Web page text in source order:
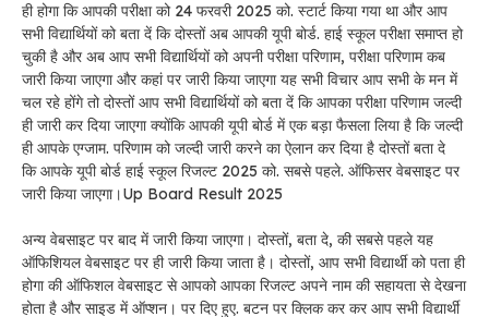
ही होगा कि आपकी परीक्षा को 24 फरवरी 2025 को. स्टार्ट किया गया था और आप
सभी विद्यार्थियों को बता दें कि दोस्तों अब आपकी यूपी बोर्ड. हाई स्कूल परीक्षा समाप्त हो
चुकी है और अब आप सभी विद्यार्थियों को अपनी परीक्षा परिणाम, परीक्षा परिणाम कब
जारी किया जाएगा और कहां पर जारी किया जाएगा यह सभी विचार आप सभी के मन में
चल रहे होंगे तो दोस्तों आप सभी विद्यार्थियों को बता दें कि आपका परीक्षा परिणाम जल्दी
ही जारी कर दिया जाएगा क्योंकि आपकी यूपी बोर्ड में एक बड़ा फैसला लिया है कि जल्दी
ही आपके एग्जाम. परिणाम को जल्दी जारी करने का ऐलान कर दिया है दोस्तों बता दे
कि आपके यूपी बोर्ड हाई स्कूल रिजल्ट 2025 को. सबसे पहले. ऑफिसर वेबसाइट पर
जारी किया जाएगा।Up Board Result 2025
अन्य वेबसाइट पर बाद में जारी किया जाएगा। दोस्तों, बता दे, की सबसे पहले यह
ऑफिशियल वेबसाइट पर ही जारी किया जाता है। दोस्तों, आप सभी विद्यार्थी को पता ही
होगा की ऑफिशल वेबसाइट से आपको आपका रिजल्ट अपने नाम की सहायता से देखना
होता है और साइड में ऑप्शन। पर दिए हुए. बटन पर क्लिक कर कर आप सभी विद्यार्थी